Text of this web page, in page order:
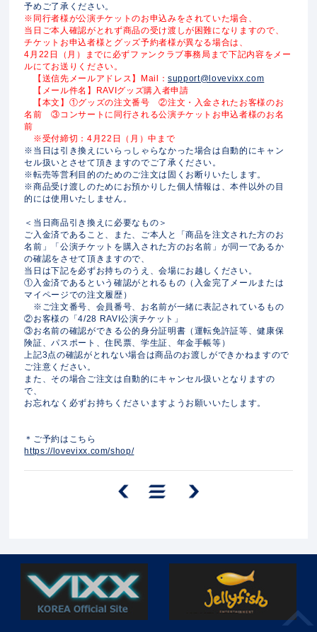
予めご了承ください。
※同行者様が公演チケットのお申込みをされていた場合、
当日ご本人確認がとれず商品の受け渡しが困難になりますので、
チケットお申込者様とグッズ予約者様が異なる場合は、
4月22日（月）までに必ずファンクラブ事務局まで下記内容をメー
ルにてお送りください。
【送信先メールアドレス】Mail：support@lovevixx.com
【メール件名】RAVIグッズ購入者申請
【本文】①グッズの注文番号 ②注文・入金されたお客様のお
名前 ③コンサートに同行される公演チケットお申込者様のお名
前
※受付締切：4月22日（月）中まで
※当日は引き換えにいらっしゃらなかった場合は自動的にキャン
セル扱いとさせて頂きますのでご了承ください。
※転売等営利目的のためのご注文は固くお断りいたします。
※商品受け渡しのためにお預かりした個人情報は、本件以外の目
的には使用いたしません。
＜当日商品引き換えに必要なもの＞
ご入金済であること、また、ご本人と「商品を注文された方のお
名前」「公演チケットを購入された方のお名前」が同一であるか
の確認をさせて頂きますので、
当日は下記を必ずお持ちのうえ、会場にお越しください。
①入金済であるという確認がとれるもの（入金完了メールまたは
マイページでの注文履歴）
※ご注文番号、会員番号、お名前が一緒に表記されているもの
②お客様の「4/28 RAVI公演チケット」
③お名前の確認ができる公的身分証明書（運転免許証等、健康保
険証、パスポート、住民票、学生証、年金手帳等）
上記3点の確認がとれない場合は商品のお渡しができかねますので
ご注意ください。
また、その場合ご注文は自動的にキャンセル扱いとなりますの
で、
お忘れなく必ずお持ちくださいますようお願いいたします。
＊ご予約はこちら
https://lovevixx.com/shop/